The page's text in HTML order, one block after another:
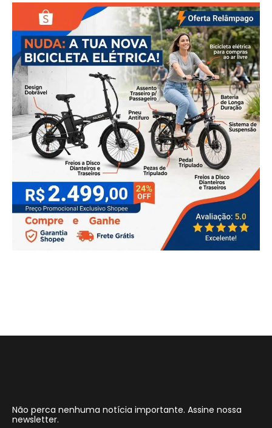
Não perca nenhuma notícia importante. Assine nossa
newsletter.